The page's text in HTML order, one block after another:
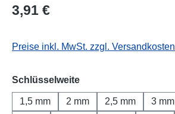
Regulärer Preis:
3,91 €
Preise inkl. MwSt. zzgl. Versandkosten
Schlüsselweiteauswählen
1,5 mm 2 mm 2,5 mm 3 mm